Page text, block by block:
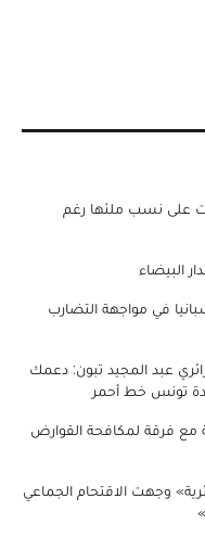
على نسب ملئها رغم
البيضاء
في مواجهة التضارب
عبد المجيد تبون: دعمك
تونس خط أحمر
مع فرقة لمكافحة القوارض
وجهت الاقتحام الجماعي